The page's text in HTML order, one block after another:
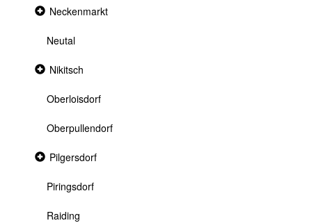
Collapsed
Neckenmarkt
Neutal
Collapsed
Nikitsch
Oberloisdorf
Oberpullendorf
Collapsed
section
Pilgersdorf
Piringsdorf
Raiding